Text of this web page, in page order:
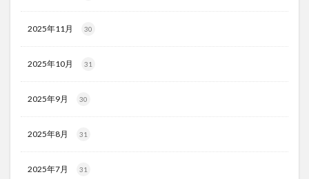
2025年11月 30
2025年10月 31
2025年9月 30
2025年8月 31
2025年7月 31